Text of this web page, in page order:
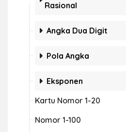
Rasional
Angka Dua Digit
Pola Angka
Eksponen
Kartu Nomor 1-20
Nomor 1-100